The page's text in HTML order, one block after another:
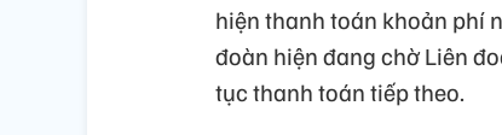
hiện thanh toán khoản phí
đoàn hiện đang chờ Liên
tục thanh toán tiếp theo.